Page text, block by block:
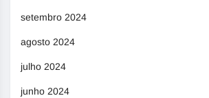
setembro 2024
agosto 2024
julho 2024
junho 2024